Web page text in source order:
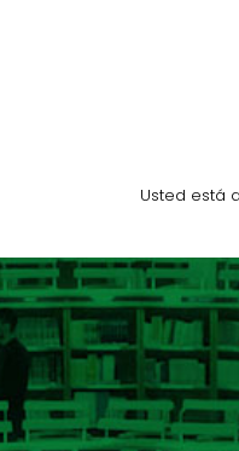
Usted está